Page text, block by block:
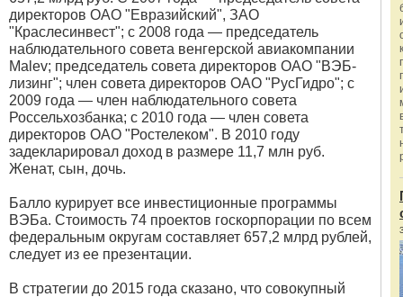
директоров ОАО "Евразийский", ЗАО
"Краслесинвест"; с 2008 года — председатель
наблюдательного совета венгерской авиакомпании
Malev; председатель совета директоров ОАО "ВЭБ-
лизинг"; член совета директоров ОАО "РусГидро"; с
2009 года — член наблюдательного совета
Россельхозбанка; с 2010 года — член совета
директоров ОАО "Ростелеком". В 2010 году
задекларировал доход в размере 11,7 млн руб.
Женат, сын, дочь.
Балло курирует все инвестиционные программы
ВЭБа. Стоимость 74 проектов госкорпорации по всем
федеральным округам составляет 657,2 млрд рублей,
следует из ее презентации.
В стратегии до 2015 года сказано, что совокупный